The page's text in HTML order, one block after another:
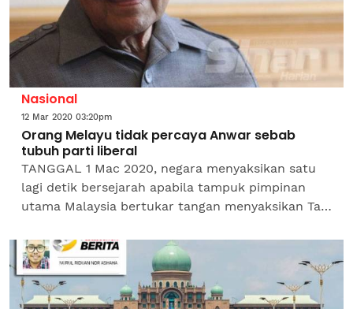
Nasional
12 Mar 2020 03:20pm
Orang Melayu tidak percaya Anwar sebab
tubuh parti liberal
TANGGAL 1 Mac 2020, negara menyaksikan satu
lagi detik bersejarah apabila tampuk pimpinan
utama Malaysia bertukar tangan menyaksikan Tan
Menteri...